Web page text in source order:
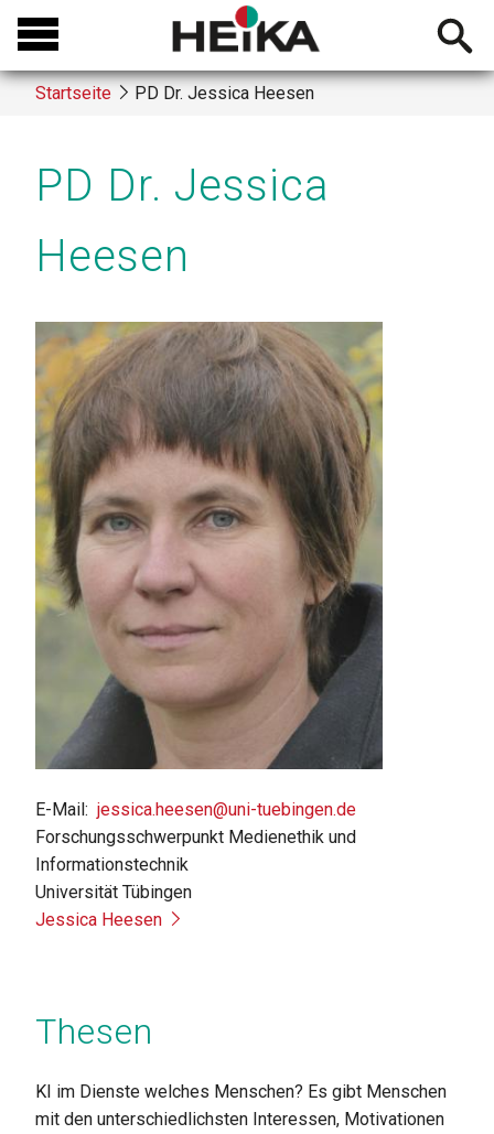
Direkt
zum
Inhalt
Open
Startseite PD Dr. Jessica Heesen
PD Dr. Jessica
Heesen
E-Mail jessica.heesen@uni-tuebingen.de
Forschungsschwerpunkt Medienethik und
Informationstechnik
Universität Tübingen
Jessica Heesen
Thesen
KI im Dienste welches Menschen? Es gibt Menschen
mit den unterschiedlichsten Interessen, Motivationen